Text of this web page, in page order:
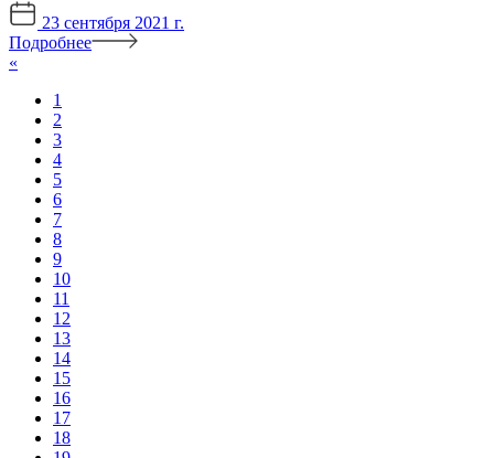
23 сентября 2021 г.
Подробнее
«
1
2
3
4
5
6
7
8
9
10
11
12
13
14
15
16
17
18